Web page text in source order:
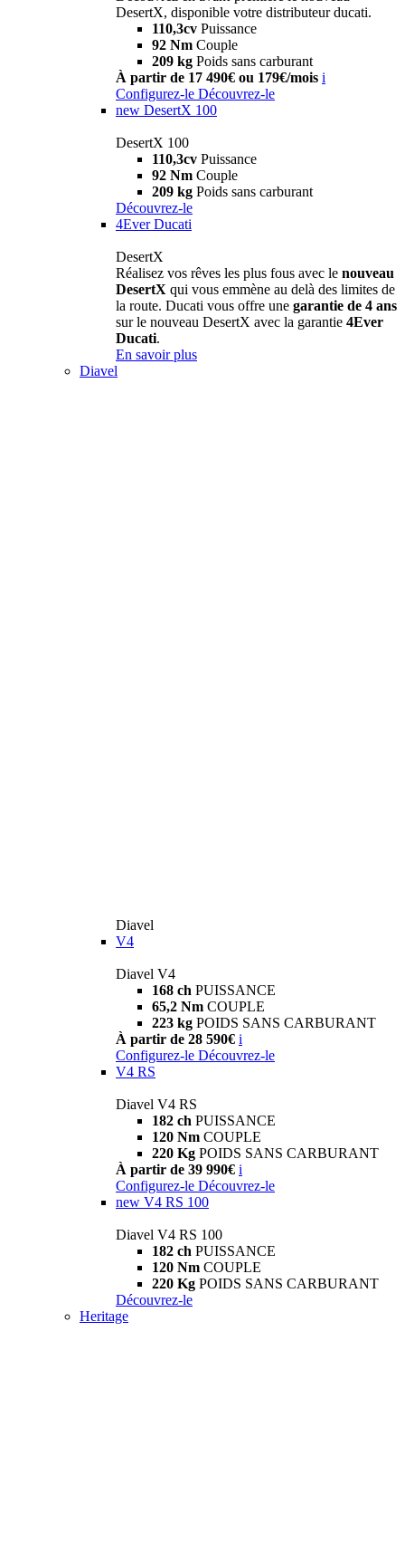
DesertX, disponible votre distributeur ducati.
110,3cv Puissance
92 Nm Couple
209 kg Poids sans carburant
À partir de 17 490€ ou 179€/mois i
Configurez-le Découvrez-le
new DesertX 100
DesertX 100
110,3cv Puissance
92 Nm Couple
209 kg Poids sans carburant
Découvrez-le
4Ever Ducati
DesertX
Réalisez vos rêves les plus fous avec le nouveau
DesertX qui vous emmène au delà des limites de
la route. Ducati vous offre une garantie de 4 ans
sur le nouveau DesertX avec la garantie 4Ever
Ducati.
En savoir plus
Diavel
Diavel
V4
Diavel V4
168 ch PUISSANCE
65,2 Nm COUPLE
223 kg POIDS SANS CARBURANT
À partir de 28 590€ i
Configurez-le Découvrez-le
V4 RS
Diavel V4 RS
182 ch PUISSANCE
120 Nm COUPLE
220 Kg POIDS SANS CARBURANT
À partir de 39 990€ i
Configurez-le Découvrez-le
new V4 RS 100
Diavel V4 RS 100
182 ch PUISSANCE
120 Nm COUPLE
220 Kg POIDS SANS CARBURANT
Découvrez-le
Heritage